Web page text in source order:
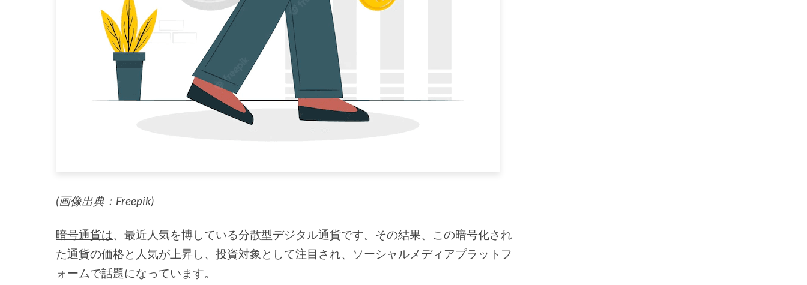
(画像出典： Freepik)
暗号通貨は 、最近人気を博している分散型デジタル通貨です。その結果、この暗号化され
た通貨の価格と人気が上昇し、投資対象として注目され、ソーシャルメディアプラットフ
ォームで話題になっています。